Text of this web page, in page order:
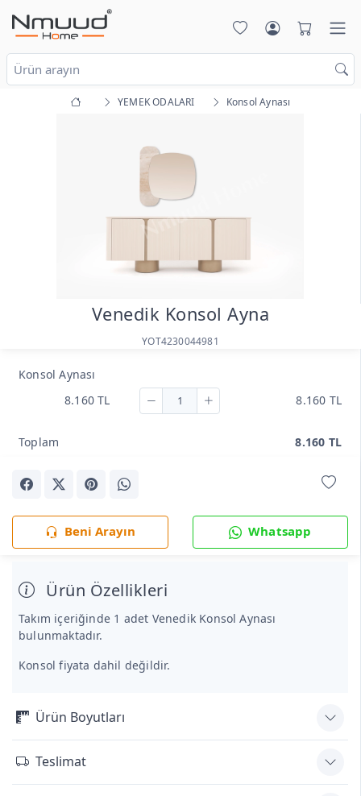
YEMEK ODALARI Konsol Aynası
Venedik Konsol Ayna
YOT4230044981
Konsol Aynası
8.160 TL
8.160 TL
Toplam 8.160 TL
Beni Arayın Whatsapp
Ürün Özellikleri
Takım içeriğinde 1 adet Venedik Konsol Aynası
bulunmaktadır.
Konsol fiyata dahil değildir.
Ürün Boyutları
Teslimat